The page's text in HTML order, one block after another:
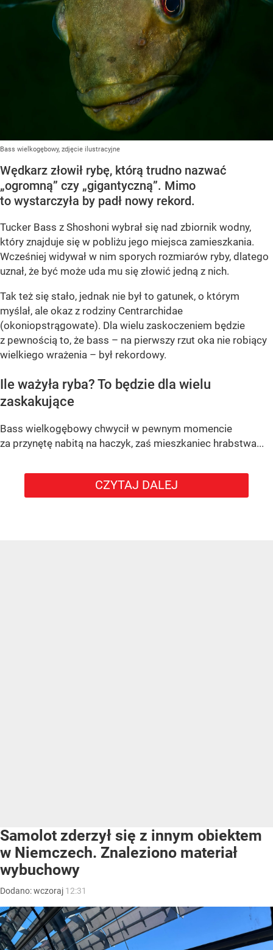
Bass wielkogębowy, zdjęcie ilustracyjne
Wędkarz złowił rybę, którą trudno nazwać
„ogromną” czy „gigantyczną”. Mimo
to wystarczyła by padł nowy rekord.
Tucker Bass z Shoshoni wybrał się nad zbiornik wodny,
który znajduje się w pobliżu jego miejsca zamieszkania.
Wcześniej widywał w nim sporych rozmiarów ryby, dlatego
uznał, że być może uda mu się złowić jedną z nich.
Tak też się stało, jednak nie był to gatunek, o którym
myślał, ale okaz z rodziny Centrarchidae
(okoniopstrągowate). Dla wielu zaskoczeniem będzie
z pewnością to, że bass – na pierwszy rzut oka nie robiący
wielkiego wrażenia – był rekordowy.
Ile ważyła ryba? To będzie dla wielu
zaskakujące
Bass wielkogębowy chwycił w pewnym momencie
za przynętę nabitą na haczyk, zaś mieszkaniec hrabstwa...
CZYTAJ DALEJ
Samolot zderzył się z innym obiektem
w Niemczech. Znaleziono materiał
wybuchowy
Dodano:wczoraj 12:31